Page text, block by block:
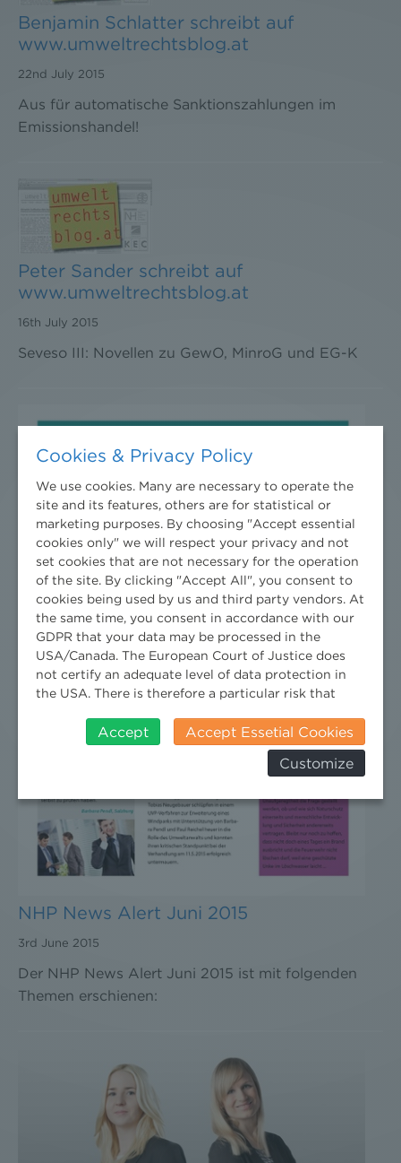
Benjamin Schlatter schreibt auf
www.umweltrechtsblog.at
22nd July 2015
Aus für automatische Sanktionszahlungen im
Emissionshandel!
Peter Sander schreibt auf
www.umweltrechtsblog.at
16th July 2015
Seveso III: Novellen zu GewO, MinroG und EG-K
NHP News Alert Juni 2015
3rd June 2015
Der NHP News Alert Juni 2015 ist mit folgenden
Themen erschienen:
Cookies & Privacy Policy
We use cookies. Many are necessary to operate the
site and its features, others are for statistical or
marketing purposes. By choosing "Accept essential
cookies only" we will respect your privacy and not
set cookies that are not necessary for the operation
of the site. By clicking "Accept All", you consent to
cookies being used by us and third party vendors. At
the same time, you consent in accordance with our
GDPR that your data may be processed in the
USA/Canada. The European Court of Justice does
not certify an adequate level of data protection in
the USA. There is therefore a particular risk that
control and monitoring purposes and that no
effective legal remedies can be sought against this.
In addition, you will find a cookie icon at the edge of
object at any time. For more Information click here:
More information
Accept
Accept Essetial Cookies
Customize